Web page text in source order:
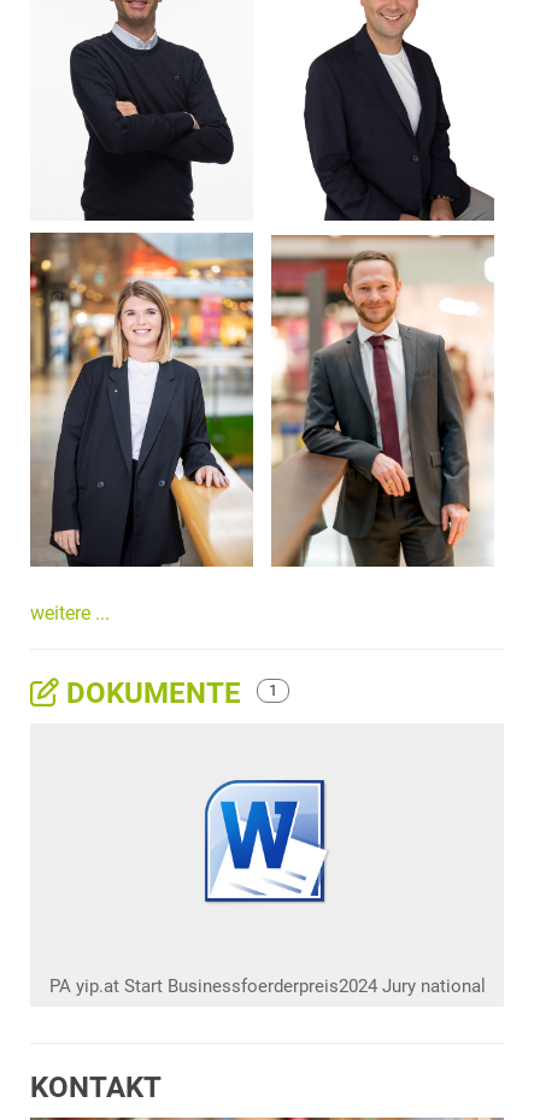
weitere ...
DOKUMENTE 1
PA yip.at Start Businessfoerderpreis2024 Jury national
KONTAKT